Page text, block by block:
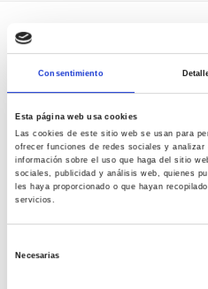
Consentimiento
Esta página web usa cookies
Las cookies de este sitio web se usan para
ofrecer funciones de redes sociales y
información sobre el uso que haga del sitio
sociales, publicidad y análisis web, quienes
les haya proporcionado o que hayan
servicios.
Necesarias